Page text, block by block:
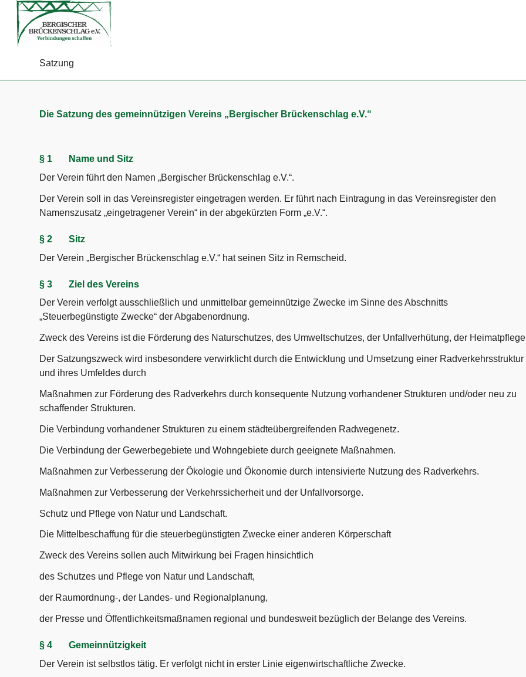
Satzung
Die Satzung des gemeinnützigen Vereins „Bergischer Brückenschlag e.V.“
§ 1 Name und Sitz
Der Verein führt den Namen „Bergischer Brückenschlag e.V.“.
Der Verein soll in das Vereinsregister eingetragen werden. Er führt nach Eintragung in das Vereinsregister den
Namenszusatz „eingetragener Verein“ in der abgekürzten Form „e.V.“.
§ 2 Sitz
Der Verein „Bergischer Brückenschlag e.V.“ hat seinen Sitz in Remscheid.
§ 3 Ziel des Vereins
Der Verein verfolgt ausschließlich und unmittelbar gemeinnützige Zwecke im Sinne des Abschnitts
„Steuerbegünstigte Zwecke“ der Abgabenordnung.
Zweck des Vereins ist die Förderung des Naturschutzes, des Umweltschutzes, der Unfallverhütung, der
Der Satzungszweck wird insbesondere verwirklicht durch die Entwicklung und Umsetzung einer Radverkehrsstruktur
und ihres Umfeldes durch
Maßnahmen zur Förderung des Radverkehrs durch konsequente Nutzung vorhandener Strukturen und/oder neu zu
schaffender Strukturen.
Die Verbindung vorhandener Strukturen zu einem städteübergreifenden Radwegenetz.
Die Verbindung der Gewerbegebiete und Wohngebiete durch geeignete Maßnahmen.
Maßnahmen zur Verbesserung der Ökologie und Ökonomie durch intensivierte Nutzung des Radverkehrs.
Maßnahmen zur Verbesserung der Verkehrssicherheit und der Unfallvorsorge.
Schutz und Pflege von Natur und Landschaft.
Die Mittelbeschaffung für die steuerbegünstigten Zwecke einer anderen Körperschaft
Zweck des Vereins sollen auch Mitwirkung bei Fragen hinsichtlich
des Schutzes und Pflege von Natur und Landschaft,
der Raumordnung-, der Landes- und Regionalplanung,
der Presse und Öffentlichkeitsmaßnamen regional und bundesweit bezüglich der Belange des Vereins.
§ 4 Gemeinnützigkeit
Der Verein ist selbstlos tätig. Er verfolgt nicht in erster Linie eigenwirtschaftliche Zwecke.